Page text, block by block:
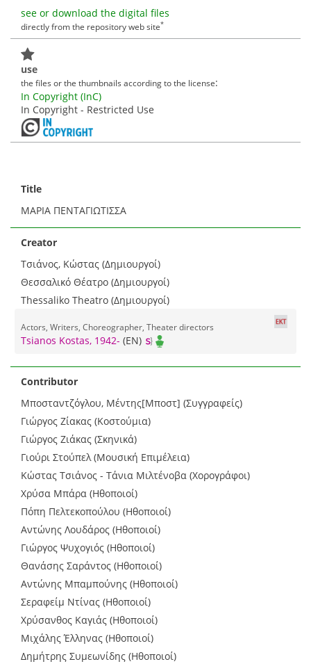
see or download the digital files
directly from the repository web site*
use
the files or the thumbnails according to the license:
In Copyright (InC)
In Copyright - Restricted Use
Title
ΜΑΡΙΑ ΠΕΝΤΑΓΙΩΤΙΣΣΑ
Creator
Τσιάνος, Κώστας (Δημιουργοί)
Θεσσαλικό Θέατρο (Δημιουργοί)
Thessaliko Theatro (Δημιουργοί)
Actors, Writers, Choreographer, Theater directors
Tsianos Kostas, 1942- (EN)
Contributor
Μποσταντζόγλου, Μέντης[Μποστ] (Συγγραφείς)
Γιώργος Ζίακας (Κοστούμια)
Γιώργος Ζιάκας (Σκηνικά)
Γιούρι Στούπελ (Μουσική Επιμέλεια)
Κώστας Τσιάνος - Τάνια Μιλτένοβα (Χορογράφοι)
Χρύσα Μπάρα (Ηθοποιοί)
Πόπη Πελτεκοπούλου (Ηθοποιοί)
Αντώνης Λουδάρος (Ηθοποιοί)
Γιώργος Ψυχογιός (Ηθοποιοί)
Θανάσης Σαράντος (Ηθοποιοί)
Αντώνης Μπαμπούνης (Ηθοποιοί)
Σεραφείμ Ντίνας (Ηθοποιοί)
Χρύσανθος Καγιάς (Ηθοποιοί)
Μιχάλης Έλληνας (Ηθοποιοί)
Δημήτρης Συμεωνίδης (Ηθοποιοί)